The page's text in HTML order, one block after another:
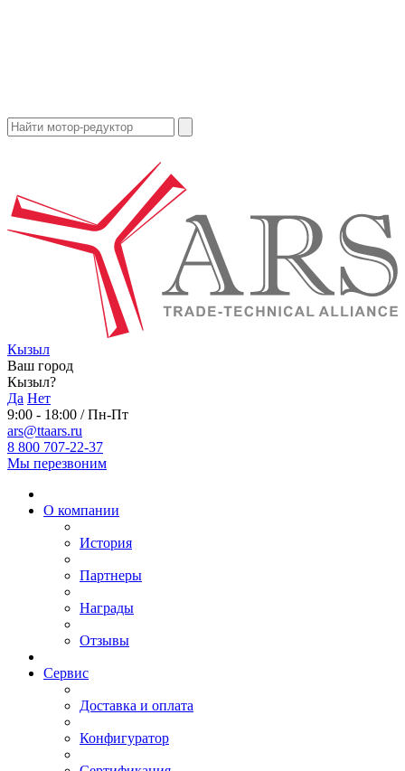
Кызыл
Ваш город
Кызыл?
Да Нет
9:00 - 18:00 / Пн-Пт
ars@ttaars.ru
8 800 707-22-37
Мы перезвоним
О компании
История
Партнеры
Награды
Отзывы
Сервис
Доставка и оплата
Конфигуратор